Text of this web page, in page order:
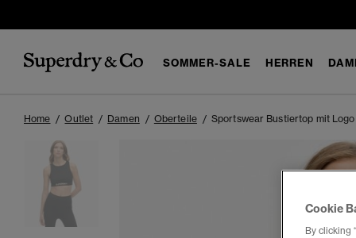
SOMMER-SALE HERREN
Home Outlet Damen Oberteile Sportswear Bustiertop mit Logo
Cookie
By clicking